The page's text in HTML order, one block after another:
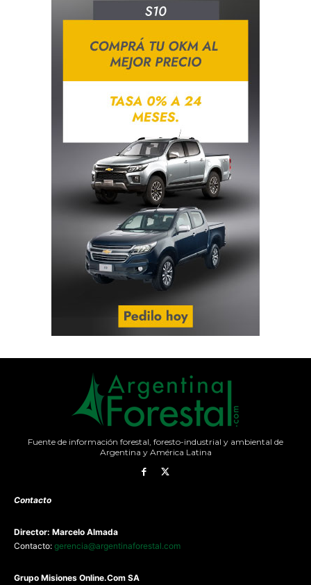
Fuente de información forestal, foresto-industrial y ambiental de
Argentina y América Latina
Contacto
Director: Marcelo Almada
Contacto: gerencia@argentinaforestal.com
Grupo Misiones Online.Com SA